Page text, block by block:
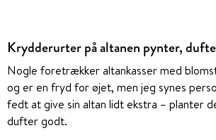
Krydderurter på altanen pynter,
Nogle foretrækker altankasser med
og er en fryd for øjet, men jeg synes
fedt at give sin altan lidt ekstra – planter
dufter godt.